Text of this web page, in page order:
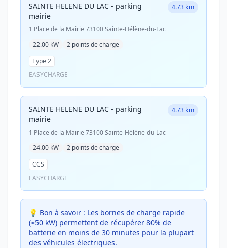
SAINTE HELENE DU LAC - parking
mairie
4.73 km
1 Place de la Mairie 73100 Sainte-Hélène-du-Lac
22.00 kW
2 points de charge
Type 2
EASYCHARGE
SAINTE HELENE DU LAC - parking
mairie
4.73 km
1 Place de la Mairie 73100 Sainte-Hélène-du-Lac
24.00 kW
2 points de charge
CCS
EASYCHARGE
💡 Bon à savoir : Les bornes de charge rapide
(≥50 kW) permettent de récupérer 80% de
batterie en moins de 30 minutes pour la plupart
des véhicules électriques.